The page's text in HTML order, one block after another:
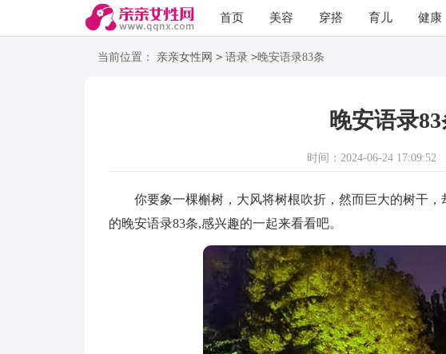
首页 美容 穿搭 育儿 健康
语录 阅读
当前位置： 亲亲女性网 > 语录 >晚安语录83条
晚安语录
时间：2024-06-24 17:09:52
你要象一棵槲树，大风将树根吹折，然而巨大的树干，
的晚安语录83条,感兴趣的一起来看看吧。